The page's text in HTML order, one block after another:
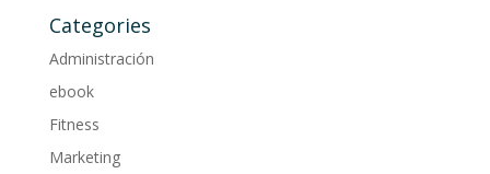
Categories
Administración
ebook
Fitness
Marketing